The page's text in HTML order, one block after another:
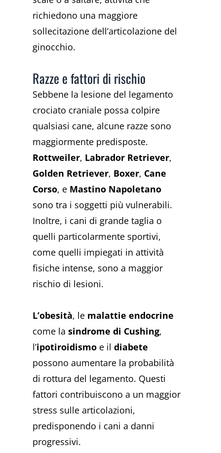
richiedono una maggiore
sollecitazione dell’articolazione del
ginocchio.
Razze e fattori di rischio
Sebbene la lesione del legamento
crociato craniale possa colpire
qualsiasi cane, alcune razze sono
maggiormente predisposte.
Rottweiler, Labrador Retriever,
Golden Retriever, Boxer, Cane
Corso, e Mastino Napoletano
sono tra i soggetti più vulnerabili.
Inoltre, i cani di grande taglia o
quelli particolarmente sportivi,
come quelli impiegati in attività
fisiche intense, sono a maggior
rischio di lesioni.
L’obesità, le malattie endocrine
come lasindrome di Cushing,
l’ipotiroidismo e ildiabete
possono aumentare la probabilità
di rottura del legamento. Questi
fattori contribuiscono a un maggior
stress sulle articolazioni,
predisponendo i cani a danni
progressivi.